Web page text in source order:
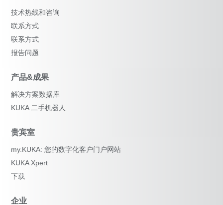
技术热线和咨询
联系方式
联系方式
报告问题
产品&成果
解决方案数据库
KUKA 二手机器人
贵宾室
my.KUKA: 您的数字化客户门户网站
KUKA Xpert
下载
企业